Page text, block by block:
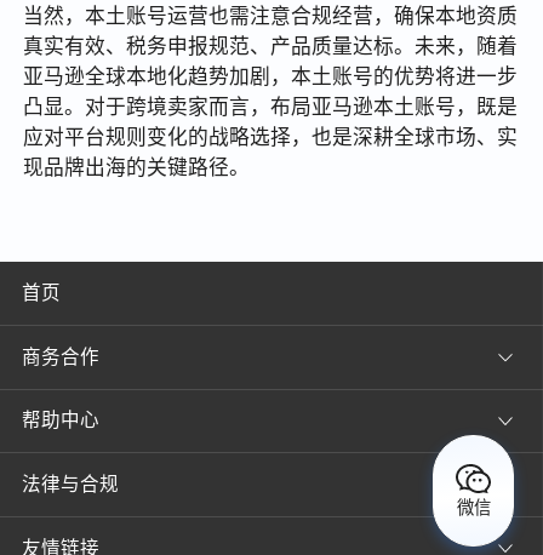
当然，本土账号运营也需注意合规经营，确保本地资质
真实有效、税务申报规范、产品质量达标。未来，随着
亚马逊全球本地化趋势加剧，本土账号的优势将进一步
凸显。对于跨境卖家而言，布局亚马逊本土账号，既是
应对平台规则变化的战略选择，也是深耕全球市场、实
现品牌出海的关键路径。
微信
首页
商务合作
帮助中心
法律与合规
友情链接